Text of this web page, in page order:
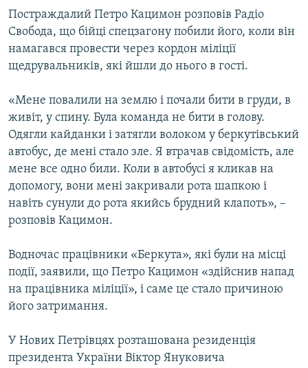
Постраждалий Петро Кацимон розповів Радіо
Свобода, що бійці спецзагону побили його, коли він
намагався провести через кордон міліції
щедрувальників, які йшли до нього в гості.
«Мене повалили на землю і почали бити в груди, в
живіт, у спину. Була команда не бити в голову.
Одягли кайданки і затягли волоком у беркутівський
автобус, де мені стало зле. Я втрачав свідомість, але
мене все одно били. Коли в автобусі я кликав на
допомогу, вони мені закривали рота шапкою і
навіть сунули до рота якийсь брудний клапоть», –
розповів Кацимон.
Водночас працівники «Беркута», які були на місці
події, заявили, що Петро Кацимон «здійснив напад
на працівника міліції», і саме це стало причиною
його затримання.
У Нових Петрівцях розташована резиденція
президента України Віктор Януковича